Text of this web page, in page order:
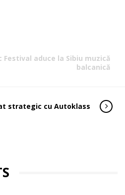
Festival aduce la Sibiu muzică
balcanică
strategic cu Autoklass